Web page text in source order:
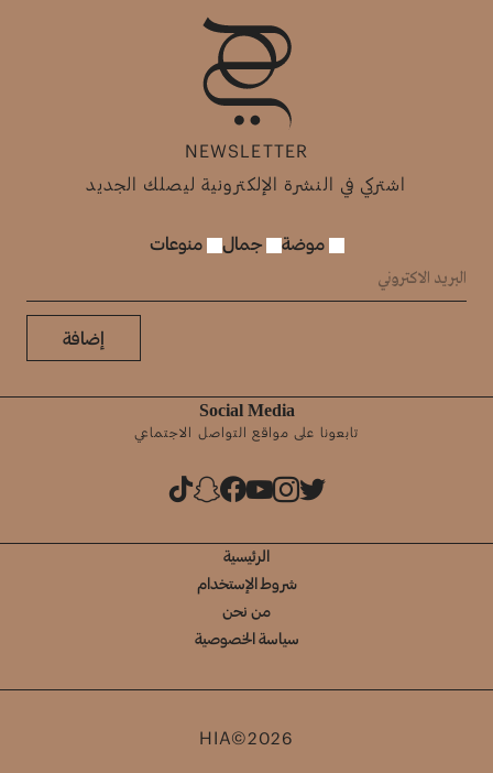
NEWSLETTER
اشتركي في النشرة الإلكترونية ليصلك الجديد
موضة جمال منوعات
إضافة
Social Media
تابعونا على مواقع التواصل الاجتماعي
الرئيسية
شروط الإستخدام
من نحن
سياسة الخصوصية
HIA©2026